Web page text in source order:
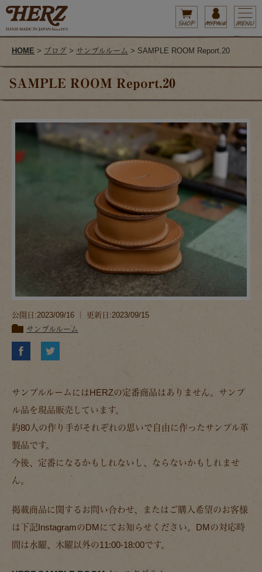
HOME > ブログ > サンプルルーム > SAMPLE ROOM Report.20
SAMPLE ROOM Report.20
公開日:2023/09/16 ｜ 更新日:2023/09/15
サンプルルーム
サンプルルームにはHERZの定番商品はありません。サンプ
ル品を現品販売しています。
約80人の作り手がそれぞれの思いで自由に作ったサンプル革
製品です。
今後、定番になるかもしれないし、ならないかもしれませ
ん。
掲載商品に関するお問い合わせ、またはご購入希望のお客様
は下記InstagramのDMにてお知らせください。DMの対応時
間は水曜、木曜以外の11:00-18:00です。